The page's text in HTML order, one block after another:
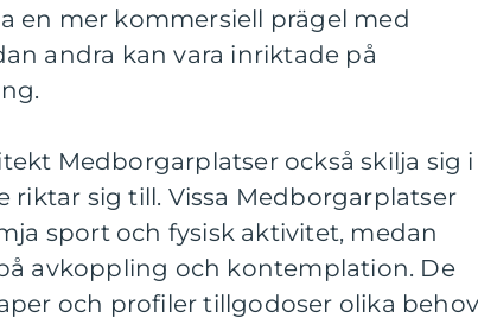
en mer kommersiell prägel med
andra kan vara inriktade på
Medborgarplatser också skilja sig i
sig till. Vissa Medborgarplatser
sport och fysisk aktivitet, medan
avkoppling och kontemplation. De
och profiler tillgodoser olika